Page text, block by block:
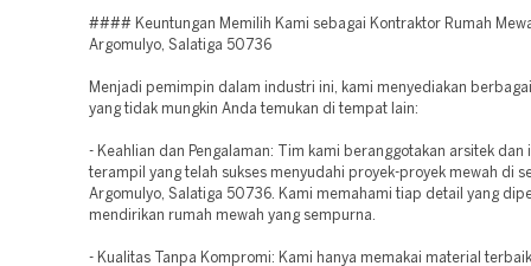
#### Keuntungan Memilih Kami sebagai Kontraktor Rumah
Argomulyo, Salatiga 50736
Menjadi pemimpin dalam industri ini, kami menyediakan
yang tidak mungkin Anda temukan di tempat lain:
- Keahlian dan Pengalaman: Tim kami beranggotakan arsitek dan
terampil yang telah sukses menyudahi proyek-proyek mewah di
Argomulyo, Salatiga 50736. Kami memahami tiap detail yang
mendirikan rumah mewah yang sempurna.
- Kualitas Tanpa Kompromi: Kami hanya memakai material